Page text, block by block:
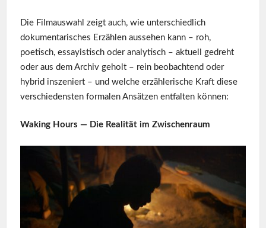
Die Filmauswahl zeigt auch, wie unterschiedlich
dokumentarisches Erzählen aussehen kann – roh,
poetisch, essayistisch oder analytisch – aktuell gedreht
oder aus dem Archiv geholt – rein beobachtend oder
hybrid inszeniert – und welche erzählerische Kraft diese
verschiedensten formalen Ansätzen entfalten können:
Waking Hours — Die Realität im Zwischenraum